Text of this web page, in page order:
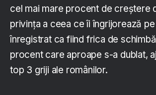
cel mai mare procent de creștere
privința a ceea ce îi îngrijorează
înregistrat ca fiind frica de
procent care aproape s-a dublat,
top 3 griji ale românilor.